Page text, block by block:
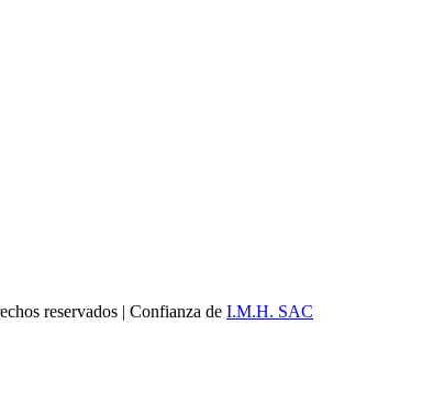
reservados | Confianza de I.M.H. SAC